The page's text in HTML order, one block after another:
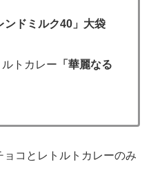
ンドミルク40」大袋
トカレー 「華麗なる
コとレトルトカレーのみ